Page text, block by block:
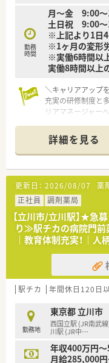
勤務
時間
月～金 9:00
土日祝 9:00
※上記より1日4
※1ヶ月の変形
※実働6時間以
実働8時間以上
＼キャリアアップ
充実の研修制度と
リアマネージャー
【店舗情報と応需状
■京急本線の大森
舗として利便性が
■処方箋は1日平均
ど多科目を扱い、
■薬剤師10名と事
と協力しながら、
【法人特徴について
■全国に約400店舗
の開発においては
■社長自身が薬剤
働き続けられる環
■ノルマを設けず
大切にしており、
【勤務実態について
■年間休日は123
詳細を見る
更新日： 2026/08/07 薬
正社員
調剤薬局
【立川市/立川駅】★
り≫駅チカの病院門
｜教育体制充実！｜
駅チカ 年間休日120日
勤務地
東京都 立川市
西国立駅 (JR南武
川駅 (JR中…
年収400万円
月給285,000